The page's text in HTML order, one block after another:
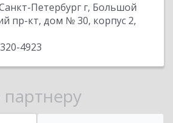
Петербург г, Большой
пр-кт, дом № 30, корпус 2,
4923